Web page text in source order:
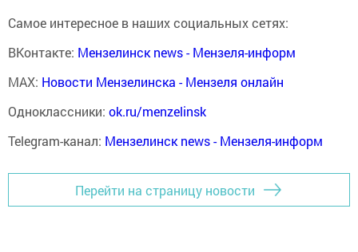
Самое интересное в наших социальных сетях:
ВКонтакте: Мензелинск news - Мензеля-информ
MAX: Новости Мензелинска - Мензеля онлайн
Одноклассники: ok.ru/menzelinsk
Telegram-канал: Мензелинск news - Мензеля-информ
Перейти на страницу новости